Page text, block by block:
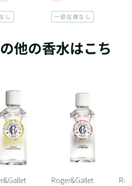
し 一部在庫なし
他の香水はこち
Roger&Gallet